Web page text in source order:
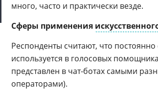
много, часто и практически везде.
Сферы применения
Респонденты считают, что
используется в голосовых
представлен в чат-ботах самыми
операторами).